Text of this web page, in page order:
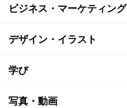
ビジネス・マーケティング
デザイン・イラスト
学び
写真・動画